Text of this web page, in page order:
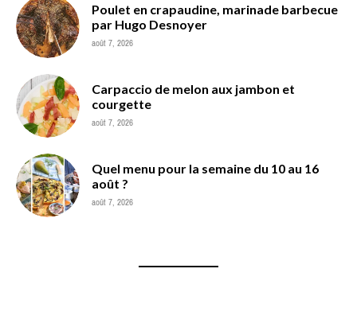
Poulet en crapaudine, marinade barbecue
par Hugo Desnoyer
août 7, 2026
Carpaccio de melon aux jambon et
courgette
août 7, 2026
Quel menu pour la semaine du 10 au 16
août ?
août 7, 2026